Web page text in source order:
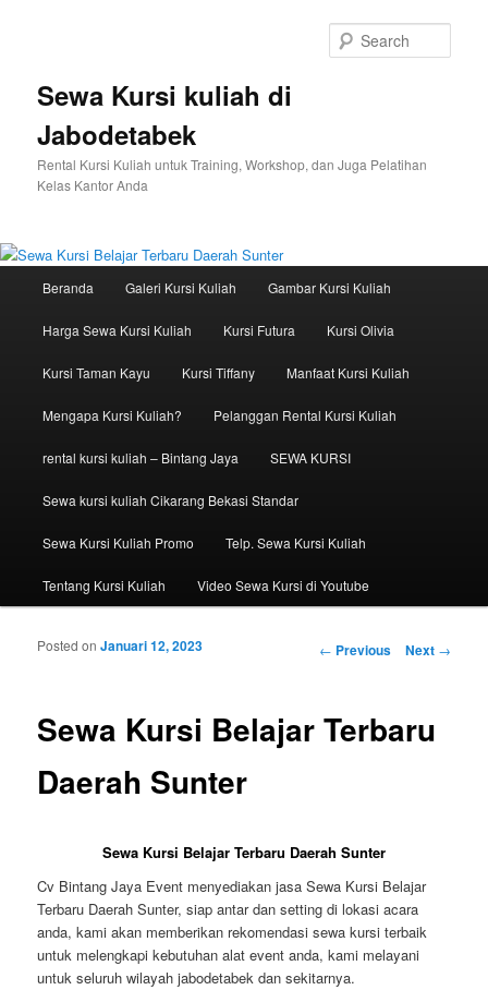
Sewa Kursi kuliah di
Jabodetabek
Rental Kursi Kuliah untuk Training, Workshop, dan Juga Pelatihan
Kelas Kantor Anda
Skip to primary content
Skip to secondary content
Beranda Galeri Kursi Kuliah Gambar Kursi Kuliah
Harga Sewa Kursi Kuliah Kursi Futura Kursi Olivia
Kursi Taman Kayu Kursi Tiffany Manfaat Kursi Kuliah
Mengapa Kursi Kuliah? Pelanggan Rental Kursi Kuliah
rental kursi kuliah – Bintang Jaya SEWA KURSI
Sewa kursi kuliah Cikarang Bekasi Standar
Sewa Kursi Kuliah Promo Telp. Sewa Kursi Kuliah
Tentang Kursi Kuliah Video Sewa Kursi di Youtube
Post navigation
← Previous Next →
Sewa Kursi Belajar Terbaru
Daerah Sunter
Posted onJanuari 12, 2023
Sewa Kursi Belajar Terbaru Daerah Sunter
Cv Bintang Jaya Event menyediakan jasa Sewa Kursi Belajar
Terbaru Daerah Sunter, siap antar dan setting di lokasi acara
anda, kami akan memberikan rekomendasi sewa kursi terbaik
untuk melengkapi kebutuhan alat event anda, kami melayani
untuk seluruh wilayah jabodetabek dan sekitarnya.